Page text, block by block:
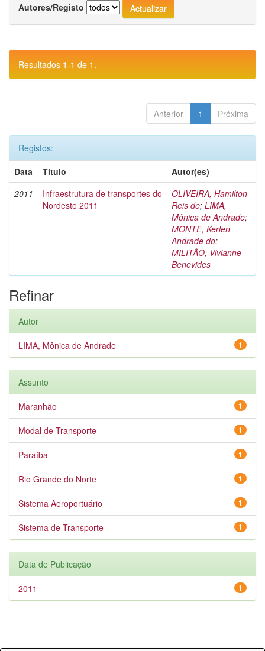
Autores/Registo
Resultados 1-1 de 1.
Anterior 1 Próxima
Registos:
Data
Título
Autor(es)
2011
Infraestrutura de transportes do
Nordeste 2011
OLIVEIRA, Hamilton
Reis de; LIMA,
Mônica de Andrade;
MONTE, Kerlen
Andrade do;
MILITÃO, Vivianne
Benevides
Refinar
Autor
1
LIMA, Mônica de Andrade
Assunto
1
Maranhão
1
Modal de Transporte
1
Paraíba
1
Rio Grande do Norte
1
Sistema Aeroportuário
1
Sistema de Transporte
Data de Publicação
1
2011